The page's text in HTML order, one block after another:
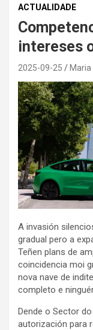
ACTUALIDADE
intereses
2025-09-25 Maria
A invasión
gradual pero a
Teñen plans de
coincidencia moi
nova nave de
completo e
Dende o Sector
autorización para